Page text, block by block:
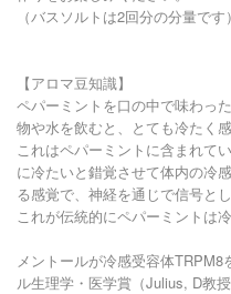
（バスソルトは2回分の分量です）
【アロマ豆知識】
ペパーミントを口の中で味わっ
物や水を飲むと、とても冷たく
これはペパーミントに含まれて
に冷たいと錯覚させて体内の冷
る感覚で、神経を通じで信号と
これが伝統的にペパーミントは
メントールが冷感受容体
ル生理学・医学賞（Julius, D教